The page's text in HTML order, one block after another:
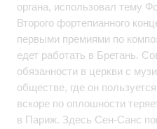
органа, использовал тему
Второго фортепианного
первыми премиями по
едет работать в Бретань.
обязанности в церкви с
обществе, где он
вскоре по оплошности
в Париж. Здесь Сен-Санс